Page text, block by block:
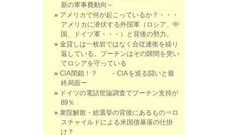
新の軍事費動向～
アメリカで何が起こっているか？・・・
アメリカに潜伏する外国軍（ロシア、中
国、ドイツ軍・・・）と背後の勢力。
金貸しは一枚岩ではなく合従連衡を繰り
返している。プーチンはその隙間を突い
てロシアを守っている
CIA閉鎖！？ －CIAを巡る闘いと最
終局面ー
ドイツの電話世論調査でプーチン支持が
89％
衆院解散・総選挙の背後にあるもの⇒ロ
スチャイルドによる米国債暴落の仕掛
け？